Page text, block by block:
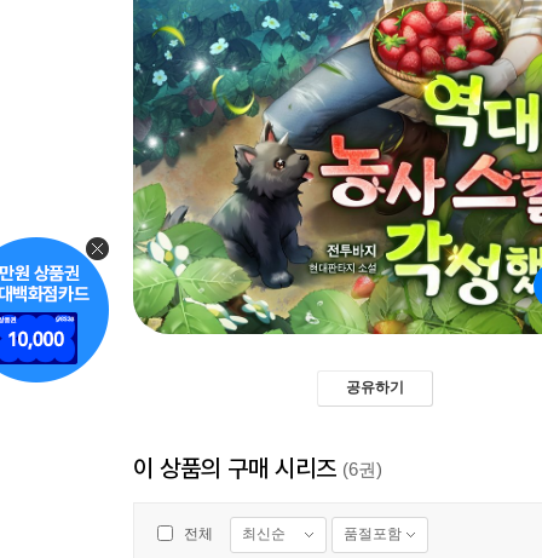
공유하기
이 상품의 구매 시리즈 (6권)
전체 최신순 품절포함